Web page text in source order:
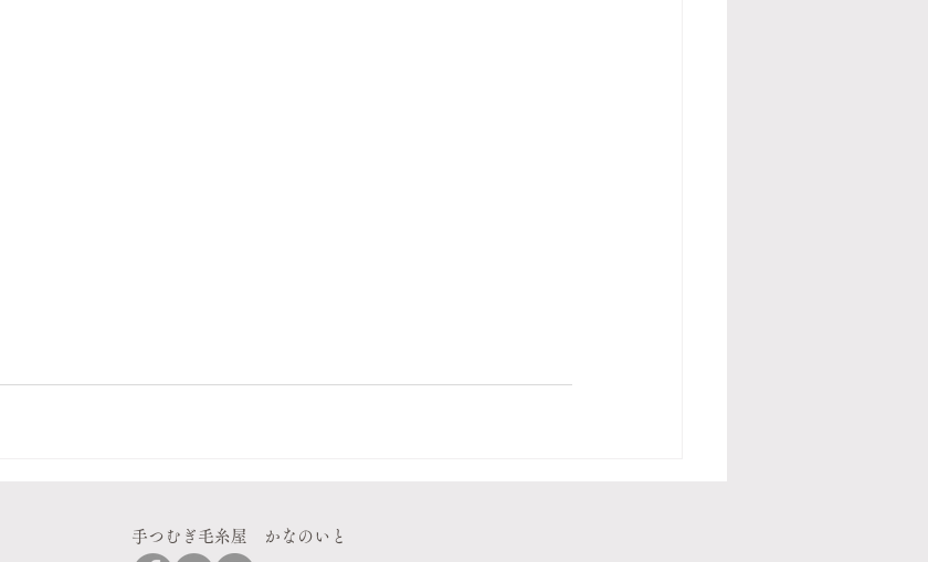
手つむぎ毛糸屋 かなのいと